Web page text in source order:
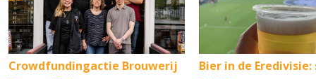
Crowdfundingactie Brouwerij
Bier in de Eredivisie: